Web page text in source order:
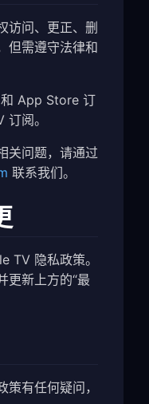
访问、更正、删
但需遵守法律和
App Store 订
阅。
关问题，请通过
联系我们。
TV 隐私政策。
更新上方的“最
有任何疑问，